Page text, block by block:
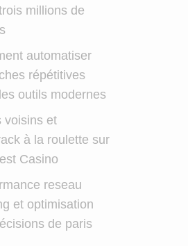
millions de
automatiser
répétitives
outils modernes
voisins et
à la roulette sur
Casino
reseau
et optimisation
de paris